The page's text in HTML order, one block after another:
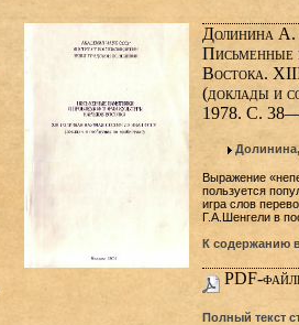
Долинина А.
Письменные
Востока.
(доклады и
1978. С.
Выражение
пользуется
игра слов
Г.А.Шенгели в
К содержанию
PDF-
Полный текст